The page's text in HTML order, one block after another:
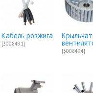
Кабель розжига
[3008491]
[3008494]